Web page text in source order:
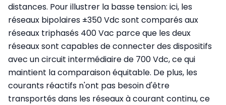
distances. Pour illustrer la basse tension: ici, les
réseaux bipolaires ±350 Vdc sont comparés aux
réseaux triphasés 400 Vac parce que les deux
réseaux sont capables de connecter des dispositifs
avec un circuit intermédiaire de 700 Vdc, ce qui
maintient la comparaison équitable. De plus, les
courants réactifs n'ont pas besoin d'être
transportés dans les réseaux à courant continu, ce